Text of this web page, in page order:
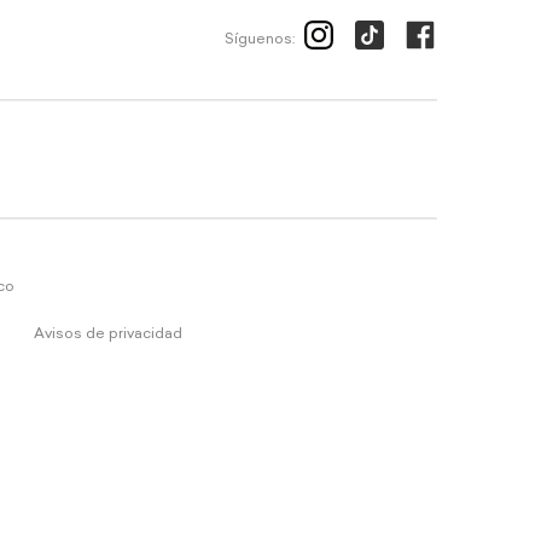
Síguenos:
Avisos de privacidad